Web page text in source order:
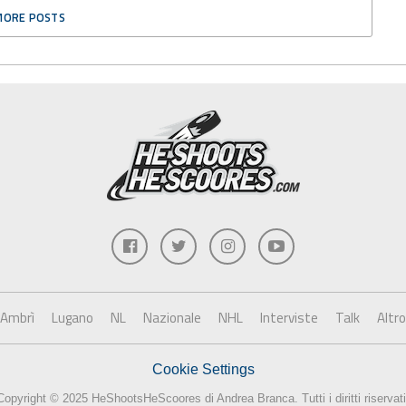
POSTS
Ambrì Lugano NL Nazionale NHL Interviste Talk Altro
Cookie Settings
© 2025 HeShootsHeScoores di Andrea Branca. Tutti i diritti